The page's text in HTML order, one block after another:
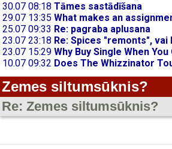
Zemes siltumsūknis?
Re: Zemes siltumsūknis?